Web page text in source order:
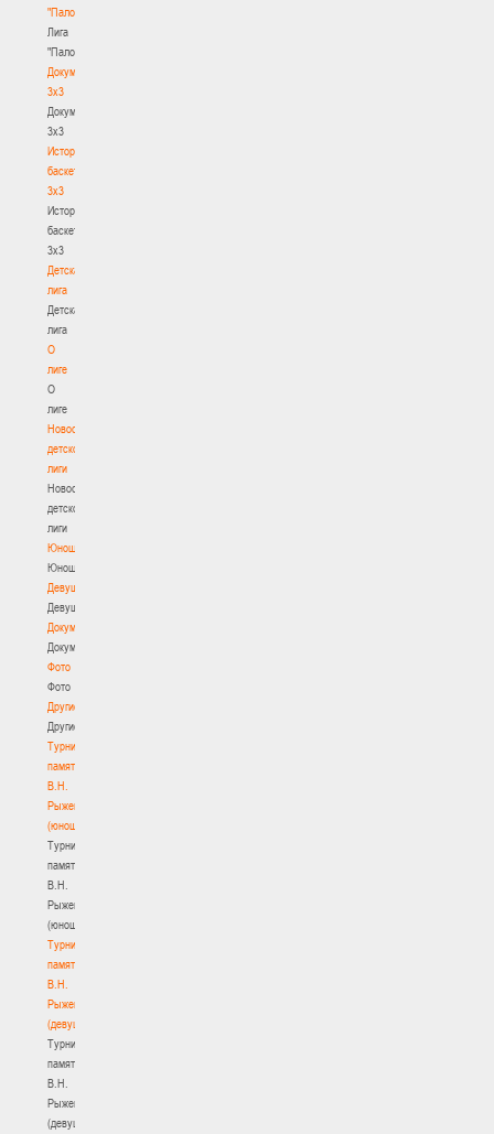
"Палова"
Лига
"Палова"
Документы
3х3
Документы
3х3
История
баскетбола
3х3
История
баскетбола
3х3
Детская
лига
Детская
лига
О
лиге
О
лиге
Новости
детской
лиги
Новости
детской
лиги
Юноши
Юноши
Девушки
Девушки
Документы
Документы
Фото
Фото
Другие
Другие
Турнир
памяти
В.Н.
Рыженкова
(юноши)
Турнир
памяти
В.Н.
Рыженкова
(юноши)
Турнир
памяти
В.Н.
Рыженкова
(девушки)
Турнир
памяти
В.Н.
Рыженкова
(девушки)